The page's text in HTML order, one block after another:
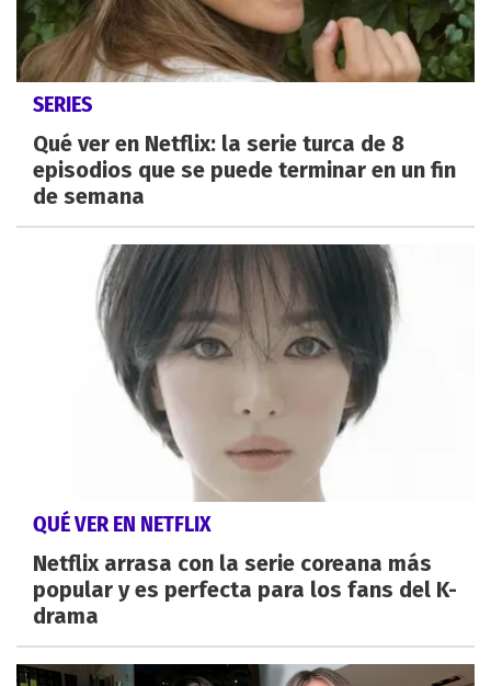
SERIES
Qué ver en Netflix: la serie turca de 8
episodios que se puede terminar en un fin
de semana
QUÉ VER EN NETFLIX
Netflix arrasa con la serie coreana más
popular y es perfecta para los fans del K-
drama